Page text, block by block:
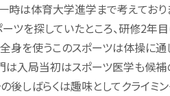
は体育大学進学まで考えており
ツを探していたところ、研修2年
身を使うこのスポーツは体操に
は入局当初はスポーツ医学も候補
しばらくは趣味としてクライミ